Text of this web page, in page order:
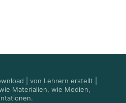
| von Lehrern erstellt |
Materialien, wie Medien,